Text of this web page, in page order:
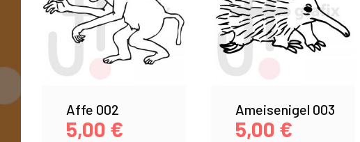
Affe 002
5,00 €
Ameisenigel 003
5,00 €